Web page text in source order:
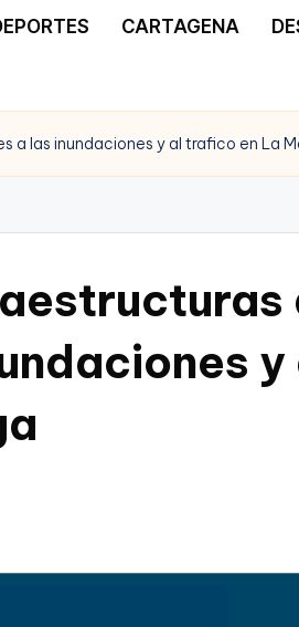
CARTAGENA
a las inundaciones y al trafico en La
y